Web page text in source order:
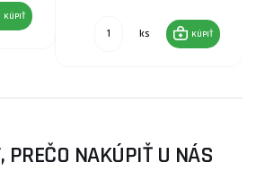
KÚPIŤ
ks KÚPIŤ
PREČO NAKÚPIŤ U NÁS